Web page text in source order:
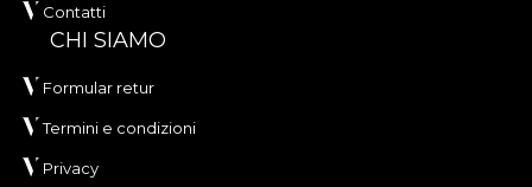
Contatti
CHI SIAMO
Formular retur
Termini e condizioni
Privacy